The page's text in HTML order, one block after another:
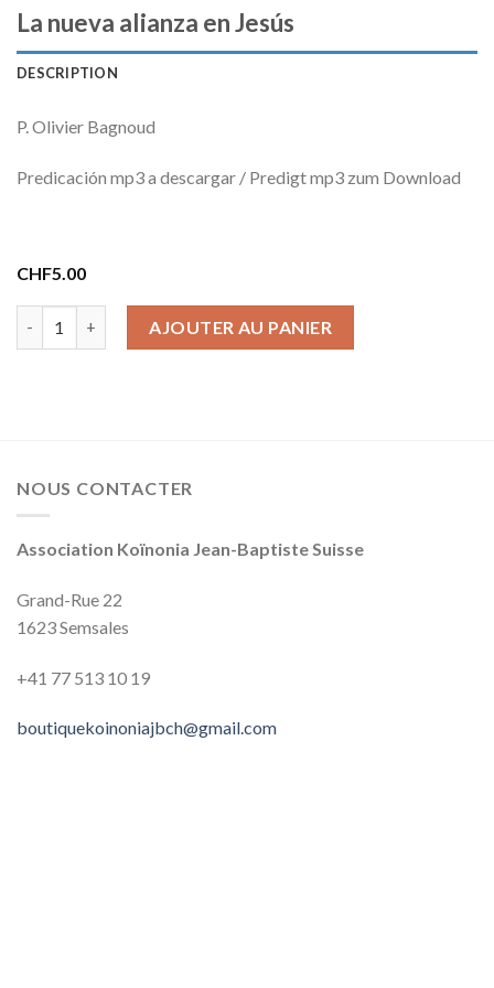
La nueva alianza en Jesús
DESCRIPTION
P. Olivier Bagnoud
Predicación mp3 a descargar / Predigt mp3 zum Download
CHF5.00
quantité de La nueva alianza en Jesús
AJOUTER AU PANIER
NOUS CONTACTER
Association Koïnonia Jean-Baptiste Suisse
Grand-Rue 22
1623 Semsales
+41 77 513‬‬‬ 10‬‬‬ 19‬‬‬
boutiquekoinoniajbch@gmail.com